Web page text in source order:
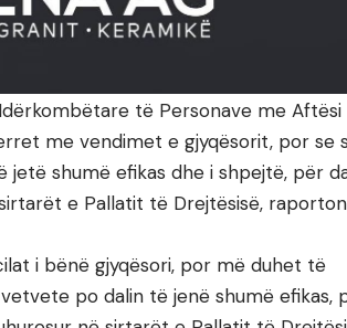
të Personave me
me vendimet e gjyqësorit, por se
jetë shumë efikas dhe i shpejtë, për
e Pallatit të Drejtësisë, raporton
i bënë gjyqësori, por më duhet të
po dalin të jenë shumë efikas,